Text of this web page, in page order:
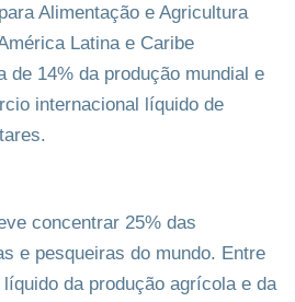
Alimentação e Agricultura
Latina e Caribe
de 14% da produção mundial e
internacional líquido de
concentrar 25% das
e pesqueiras do mundo. Entre
da produção agrícola e da